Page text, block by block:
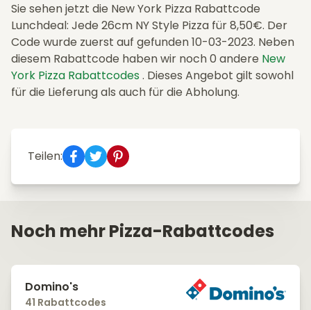
Sie sehen jetzt die New York Pizza Rabattcode
Lunchdeal: Jede 26cm NY Style Pizza für 8,50€. Der
Code wurde zuerst auf gefunden 10-03-2023. Neben
diesem Rabattcode haben wir noch 0 andere New
York Pizza Rabattcodes . Dieses Angebot gilt sowohl
für die Lieferung als auch für die Abholung.
Teilen:
Noch mehr Pizza-Rabattcodes
Domino's
41 Rabattcodes